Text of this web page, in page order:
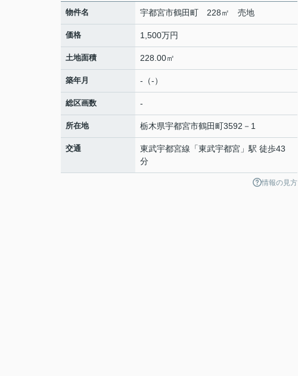
物件名 宇都宮市鶴田町 228㎡ 売地
価格 1,500万円
土地面積 228.00㎡
築年月 -（-）
総区画数 -
所在地 栃木県宇都宮市鶴田町3592－1
交通 東武宇都宮線 「東武宇都宮 」駅 徒歩43
分
情報の見方